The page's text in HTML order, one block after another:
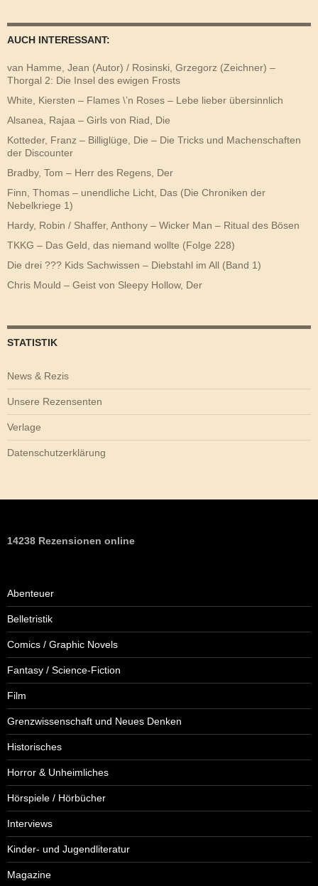
AUCH INTERESSANT:
van Hamme, Jean (Autor) / Rosinski, Grzegorz (Zeichner) –
Thorgal 2: Die Insel des ewigen Frosts
White, Kiersten – Flames \’n Roses – Lebe lieber übersinnlich
Alsanea, Rajaa – Girls von Riad, Die
Kotteder, Franz – Billiglüge, Die – Die Tricks und Machenschaften
der Discounter
Bradby, Tom – Herr des Regens, Der
Finn, Thomas – unendliche Licht, Das (Die Chroniken der
Nebelkriege 1)
Hardy, Robin / Shaffer, Anthony – Wicker Man – Ritual des Bösen
TKKG – Das Geld, das niemand wollte (Folge 228)
Die drei ??? Kids Sachwissen – Diebstahl im All (Band 1)
Chris Mould – Geist von Sleepy Hollow, Der
STATISTIK
News & Rezis
Unsere Rezensenten
Verlage
Datenschutzerklärung
14238 Rezensionen online
Abenteuer
Belletristik
Comics / Graphic Novels
Fantasy / Science-Fiction
Film
Grenzwissenschaft und Neues Denken
Historisches
Horror & Unheimliches
Hörspiele / Hörbücher
Interviews
Kinder- und Jugendliteratur
Magazine